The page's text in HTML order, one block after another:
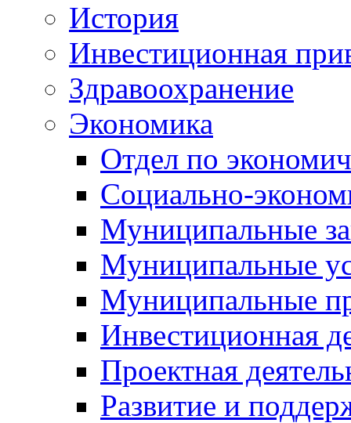
История
Инвестиционная
Здравоохранение
Экономика
Отдел по
Социально-
Муниципальные
Муниципальные
Муниципальные
Инвестиционная
Проектная
Развитие и